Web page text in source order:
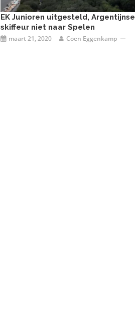
EK Junioren uitgesteld, Argentijnse
skiffeur niet naar Spelen
maart 21, 2020 Coen Eggenkamp